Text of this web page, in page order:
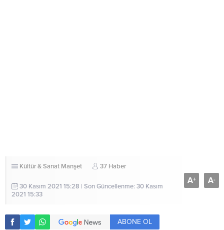
Kültür & Sanat Manşet 37 Haber
30 Kasım 2021 15:28 | Son Güncellenme: 30 Kasım
2021 15:33
A+ A-
ABONE OL